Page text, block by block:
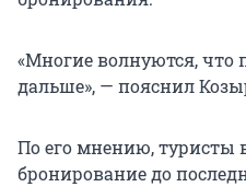
«Многие волнуются, что
дальше», — пояснил
По его мнению, туристы
бронирование до